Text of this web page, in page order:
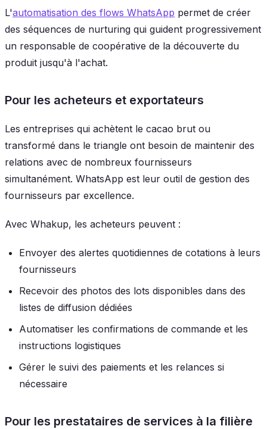
L'automatisation des flows WhatsApp permet de créer
des séquences de nurturing qui guident progressivement
un responsable de coopérative de la découverte du
produit jusqu'à l'achat.
Pour les acheteurs et exportateurs
Les entreprises qui achètent le cacao brut ou
transformé dans le triangle ont besoin de maintenir des
relations avec de nombreux fournisseurs
simultanément. WhatsApp est leur outil de gestion des
fournisseurs par excellence.
Avec Whakup, les acheteurs peuvent :
Envoyer des alertes quotidiennes de cotations à leurs
fournisseurs
Recevoir des photos des lots disponibles dans des
listes de diffusion dédiées
Automatiser les confirmations de commande et les
instructions logistiques
Gérer le suivi des paiements et les relances si
nécessaire
Pour les prestataires de services à la filière